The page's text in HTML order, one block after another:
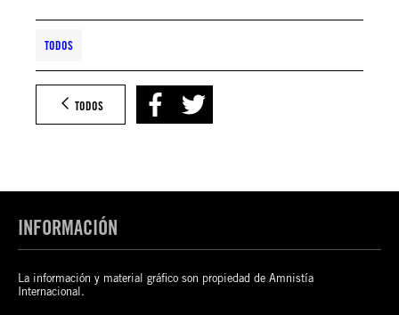
TODOS
TODOS
INFORMACIÓN
La información y material gráfico son propiedad de Amnistía
Internacional.